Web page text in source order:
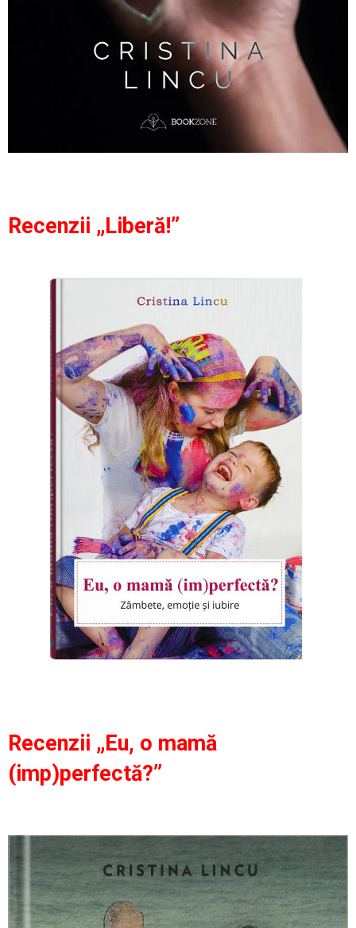
Recenzii „Liberă!”
Recenzii „Eu, o mamă
(imp)perfectă?”